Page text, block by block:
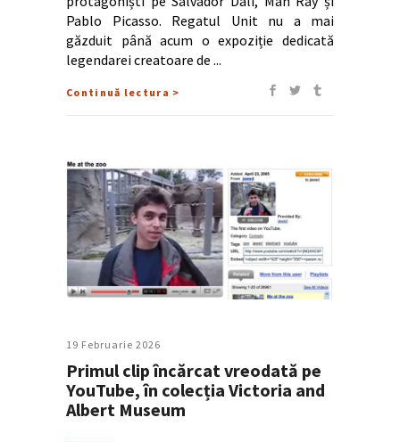
Pablo Picasso. Regatul Unit nu a mai
găzduit până acum o expoziție dedicată
legendarei creatoare de
Continuă lectura >
19 Februarie 2026
Primul clip încărcat vreodată pe
YouTube, în colecția Victoria and
Albert Museum